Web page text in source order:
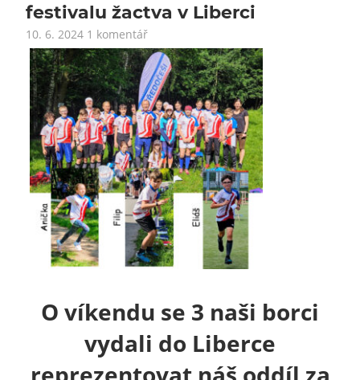
festivalu žactva v Liberci
10. 6. 2024 1 komentář
O víkendu se 3 naši borci
vydali do Liberce